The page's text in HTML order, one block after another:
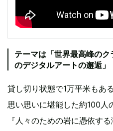
テーマは「世界最高峰の
のデジタルアートの邂逅」
貸し切り状態で1万平米もあ
思い思いに堪能した約100人
『人々のための岩に憑依す